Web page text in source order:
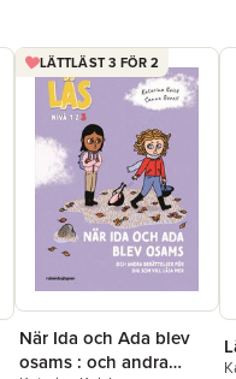
LÄTTLÄST 3 FÖR 2
När Ida och Ada blev
osams : och andra